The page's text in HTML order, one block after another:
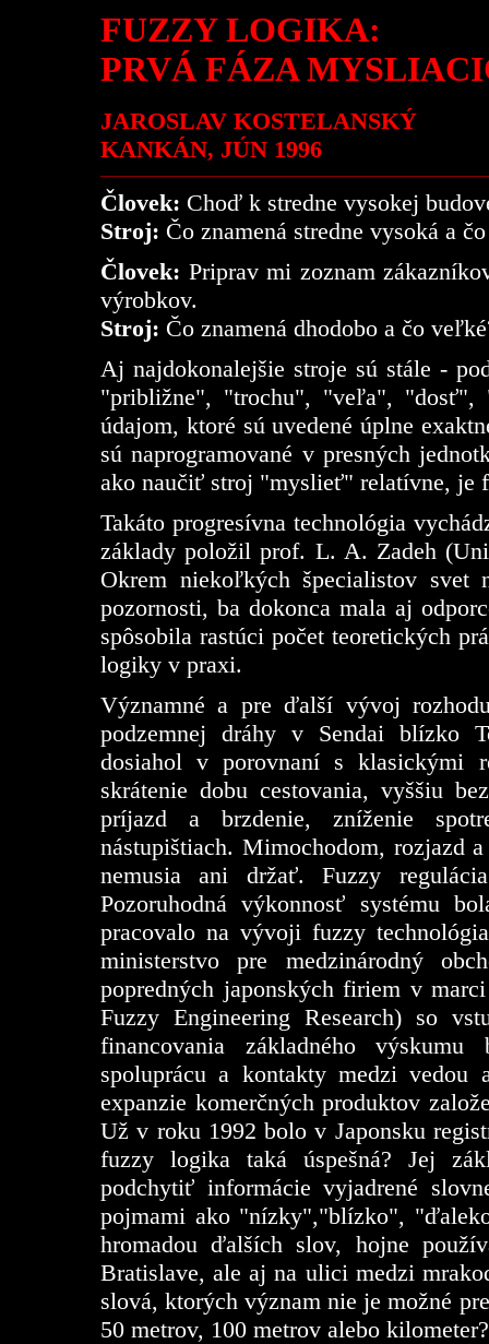
FUZZY LOGIKA:
PRVÁ FÁZA
JAROSLAV KOSTELANSKÝ
KANKÁN, JÚN 1996
Človek: Choď k stredne vysokej
Stroj: Čo znamená stredne vysoká a
Človek: Priprav mi zoznam
výrobkov.
Stroj: Čo znamená dhodobo a čo
Aj najdokonalejšie stroje sú stále -
"približne", "trochu", "veľa", "dosť",
údajom, ktoré sú uvedené úplne
sú naprogramované v presných
ako naučiť stroj "myslieť" relatívne, je
Takáto progresívna technológia
základy položil prof. L. A. Zadeh
Okrem niekoľkých špecialistov
pozornosti, ba dokonca mala aj
spôsobila rastúci počet teoretických
logiky v praxi.
Významné a pre ďalší vývoj
podzemnej dráhy v Sendai blízko
dosiahol v porovnaní s klasickými
skrátenie dobu cestovania, vyššiu
príjazd a brzdenie, zníženie
nástupištiach. Mimochodom, rozjazd
nemusia ani držať. Fuzzy
Pozoruhodná výkonnosť systému
pracovalo na vývoji fuzzy
ministerstvo pre medzinárodný
popredných japonských firiem v
Fuzzy Engineering Research) so
financovania základného
spoluprácu a kontakty medzi vedou
expanzie komerčných produktov
Už v roku 1992 bolo v Japonsku
fuzzy logika taká úspešná? Jej
podchytiť informácie vyjadrené
pojmami ako "nízky","blízko",
hromadou ďalších slov, hojne
Bratislave, ale aj na ulici medzi
slová, ktorých význam nie je možné
50 metrov, 100 metrov alebo kilometer?